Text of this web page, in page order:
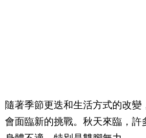
隨著季節更迭和生活方式的改變
會面臨新的挑戰。秋天來臨，許